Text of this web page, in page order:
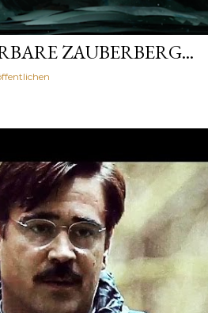
ZAUBERBERG...